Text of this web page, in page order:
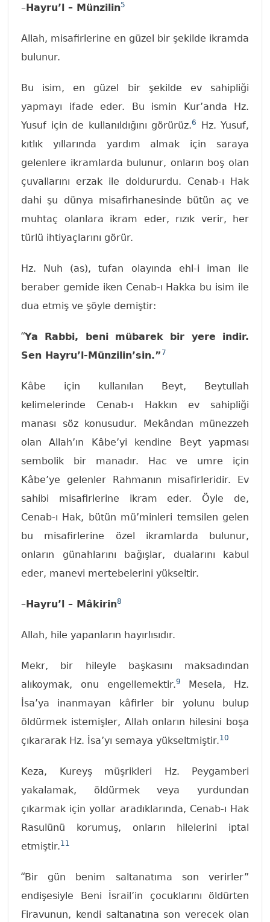
–Hayru’l – Münzilin5
Allah, misafirlerine en güzel bir şekilde ikramda
bulunur.
Bu isim, en güzel bir şekilde ev sahipliği
yapmayı ifade eder. Bu ismin Kur’anda Hz.
Yusuf için de kullanıldığını görürüz.6
Hz. Yusuf,
kıtlık yıllarında yardım almak için saraya
gelenlere ikramlarda bulunur, onların boş olan
çuvallarını erzak ile doldururdu. Cenab-ı Hak
dahi şu dünya misafirhanesinde bütün aç ve
muhtaç olanlara ikram eder, rızık verir, her
türlü ihtiyaçlarını görür.
Hz. Nuh (as), tufan olayında ehl-i iman ile
beraber gemide iken Cenab-ı Hakka bu isim ile
dua etmiş ve şöyle demiştir:
“Ya Rabbi, beni mübarek bir yere indir.
Sen Hayru’l-Münzilin’sin.” 7
Kâbe için kullanılan Beyt, Beytullah
kelimelerinde Cenab-ı Hakkın ev sahipliği
manası söz konusudur. Mekândan münezzeh
olan Allah’ın Kâbe’yi kendine Beyt yapması
sembolik bir manadır. Hac ve umre için
Kâbe’ye gelenler Rahmanın misafirleridir. Ev
sahibi misafirlerine ikram eder. Öyle de,
Cenab-ı Hak, bütün mü’minleri temsilen gelen
bu misafirlerine özel ikramlarda bulunur,
onların günahlarını bağışlar, dualarını kabul
eder, manevi mertebelerini yükseltir.
–Hayru’l – Mâkirin8
Allah, hile yapanların hayırlısıdır.
Mekr, bir hileyle başkasını maksadından
alıkoymak, onu engellemektir.9
Mesela, Hz.
İsa’ya inanmayan kâfirler bir yolunu bulup
öldürmek istemişler, Allah onların hilesini boşa
çıkararak Hz. İsa’yı semaya yükseltmiştir.10
Keza, Kureyş müşrikleri Hz. Peygamberi
yakalamak, öldürmek veya yurdundan
çıkarmak için yollar aradıklarında, Cenab-ı Hak
Rasulünü korumuş, onların hilelerini iptal
etmiştir.11
“Bir gün benim saltanatıma son verirler”
endişesiyle Beni İsrail’in çocuklarını öldürten
Firavunun, kendi saltanatına son verecek olan